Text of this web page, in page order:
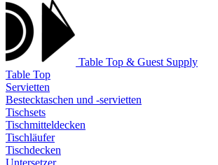
Table Top & Guest Supply
Table Top
Servietten
Bestecktaschen und -servietten
Tischsets
Tischmitteldecken
Tischläufer
Tischdecken